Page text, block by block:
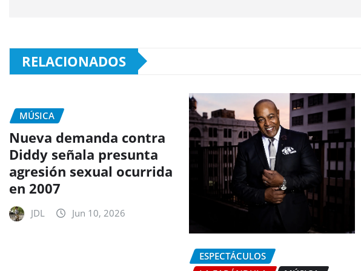
RELACIONADOS
MÚSICA
Nueva demanda contra
Diddy señala presunta
agresión sexual ocurrida
en 2007
JDL Jun 10, 2026
ESPECTÁCULOS